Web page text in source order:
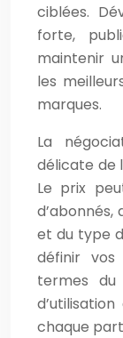
ciblées.
forte,
maintenir
les
marques.
La
délicate de
Le prix
d’abonnés,
et du type
définir
termes
chaque